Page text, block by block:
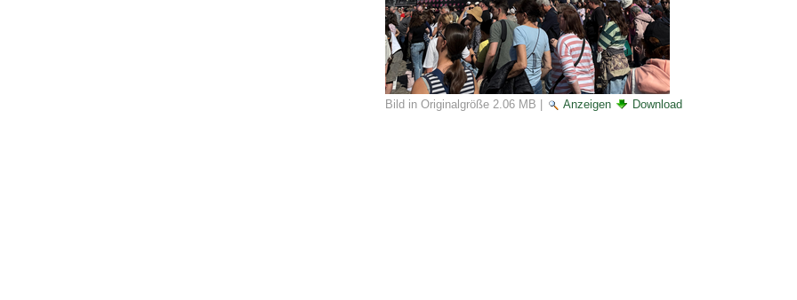
Bild in Originalgröße 2.06 MB Anzeigen Download